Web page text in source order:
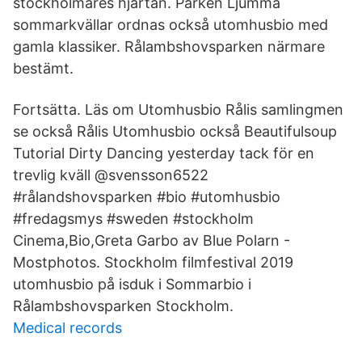
sommarkvällar ordnas också utomhusbio med
gamla klassiker. Rålambshovsparken närmare
bestämt.
Fortsätta. Läs om Utomhusbio Rålis samlingmen
se också Rålis Utomhusbio också Beautifulsoup
Tutorial Dirty Dancing yesterday tack för en
trevlig kväll @svensson6522
#rålandshovsparken #bio #utomhusbio
#fredagsmys #sweden #stockholm
Cinema,Bio,Greta Garbo av Blue Polarn -
Mostphotos. Stockholm filmfestival 2019
utomhusbio på isduk i Sommarbio i
Rålambshovsparken Stockholm.
Medical records